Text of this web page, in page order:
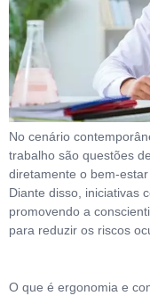
No cenário
trabalho são questões
diretamente o bem-
Diante disso, iniciativas
promovendo a
para reduzir os riscos
O que é ergonomia e